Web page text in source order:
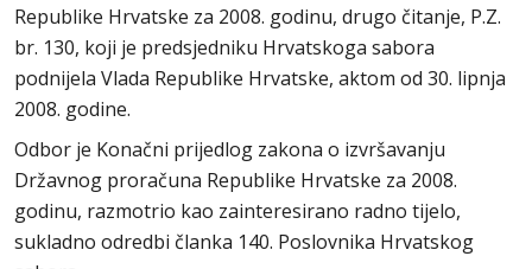
Republike Hrvatske za 2008. godinu, drugo čitanje, P.Z.
br. 130, koji je predsjedniku Hrvatskoga sabora
podnijela Vlada Republike Hrvatske, aktom od 30. lipnja
2008. godine.
Odbor je Konačni prijedlog zakona o izvršavanju
Državnog proračuna Republike Hrvatske za 2008.
godinu, razmotrio kao zainteresirano radno tijelo,
sukladno odredbi članka 140. Poslovnika Hrvatskog